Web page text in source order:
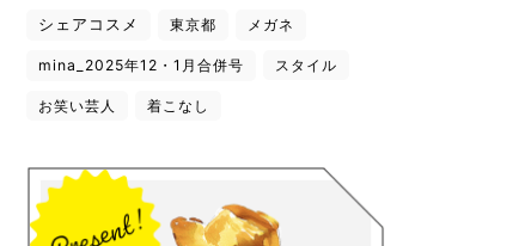
シェアコスメ 東京都 メガネ
mina_2025年12・1月合併号 スタイル
お笑い芸人 着こなし